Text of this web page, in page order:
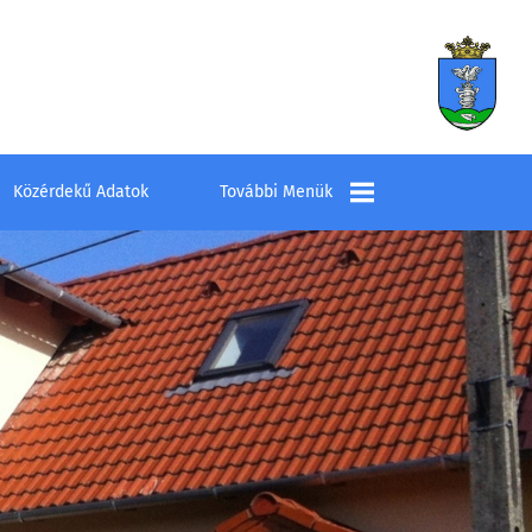
Közérdekű Adatok További Menük
Település
Elérhetőségek
Látnivalók
Szombathelyi
Kistérség Többcélú